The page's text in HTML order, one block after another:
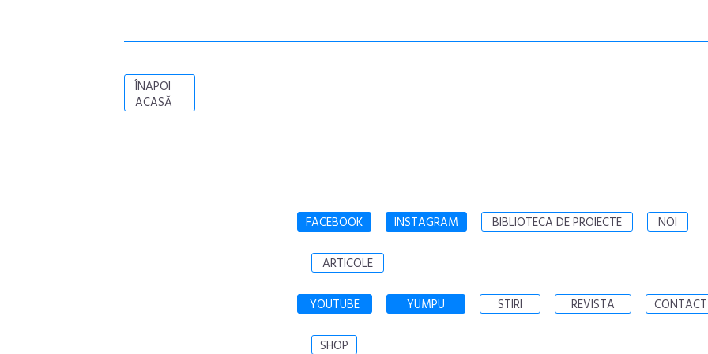
ÎNAPOI
ACASĂ
FACEBOOK INSTAGRAM BIBLIOTECA DE PROIECTE NOI
ARTICOLE
YOUTUBE YUMPU STIRI REVISTA CONTACT
SHOP